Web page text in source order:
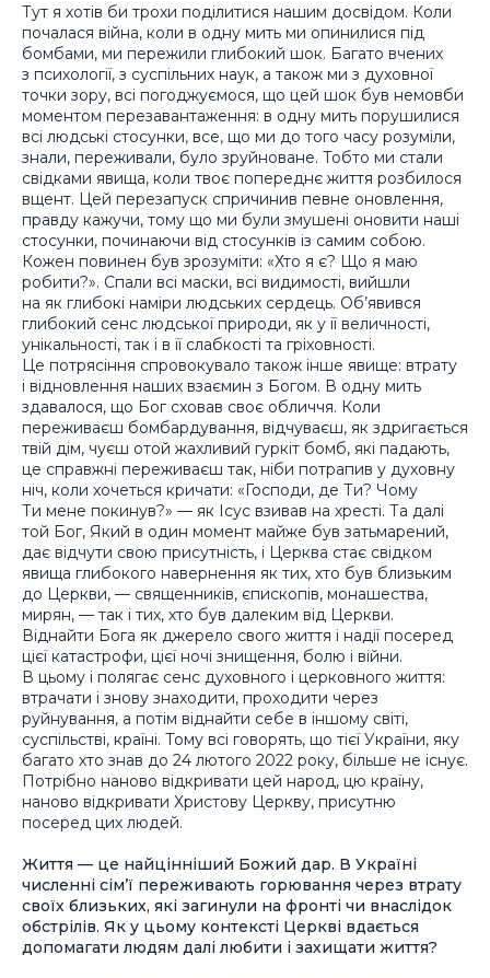
Тут я хотів би трохи поділитися нашим досвідом. Коли
почалася війна, коли в одну мить ми опинилися під
бомбами, ми пережили глибокий шок. Багато вчених
з психології, з суспільних наук, а також ми з духовної
точки зору, всі погоджуємося, що цей шок був немовби
моментом перезавантаження: в одну мить порушилися
всі людські стосунки, все, що ми до того часу розуміли,
знали, переживали, було зруйноване. Тобто ми стали
свідками явища, коли твоє попереднє життя розбилося
вщент. Цей перезапуск спричинив певне оновлення,
правду кажучи, тому що ми були змушені оновити наші
стосунки, починаючи від стосунків із самим собою.
Кожен повинен був зрозуміти: «Хто я є? Що я маю
робити?». Спали всі маски, всі видимості, вийшли
на як глибокі наміри людських сердець. Об’явився
глибокий сенс людської природи, як у її величності,
унікальності, так і в її слабкості та гріховності.
Це потрясіння спровокувало також інше явище: втрату
і відновлення наших взаємин з Богом. В одну мить
здавалося, що Бог сховав своє обличчя. Коли
переживаєш бомбардування, відчуваєш, як здригається
твій дім, чуєш отой жахливий гуркіт бомб, які падають,
це справжні переживаєш так, ніби потрапив у духовну
ніч, коли хочеться кричати: «Господи, де Ти? Чому
Ти мене покинув?» — як Ісус взивав на хресті. Та далі
той Бог, Який в один момент майже був затьмарений,
дає відчути свою присутність, і Церква стає свідком
явища глибокого навернення як тих, хто був близьким
до Церкви, — священників, єпископів, монашества,
мирян, — так і тих, хто був далеким від Церкви.
Віднайти Бога як джерело свого життя і надії посеред
цієї катастрофи, цієї ночі знищення, болю і війни.
В цьому і полягає сенс духовного і церковного життя:
втрачати і знову знаходити, проходити через
руйнування, а потім віднайти себе в іншому світі,
суспільстві, країні. Тому всі говорять, що тієї України, яку
багато хто знав до 24 лютого 2022 року, більше не існує.
Потрібно наново відкривати цей народ, цю країну,
наново відкривати Христову Церкву, присутню
посеред цих людей.
Життя — це найцінніший Божий дар. В Україні
численні сім’ї переживають горювання через втрату
своїх близьких, які загинули на фронті чи внаслідок
обстрілів. Як у цьому контексті Церкві вдається
допомагати людям далі любити і захищати життя?